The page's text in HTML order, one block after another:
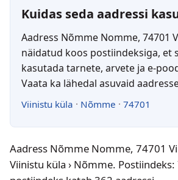
Kuidas seda aadressi
Aadress Nõmme Nomme, 74701
näidatud koos postiindeksiga, et
kasutada tarnete, arvete ja e-
Vaata ka lähedal asuvaid
Viinistu küla · Nõmme · 74701
Aadress Nõmme Nomme, 74701
Viinistu küla › Nõmme. Postiindeks: